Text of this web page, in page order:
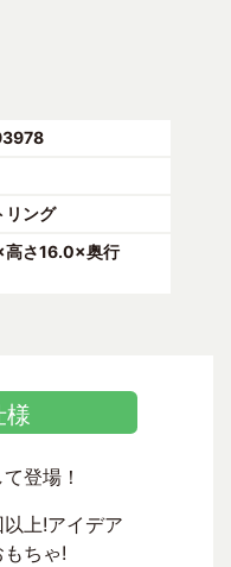
リング
高さ16.0×奥行
様
登場！
上!アイデア
ちゃ!